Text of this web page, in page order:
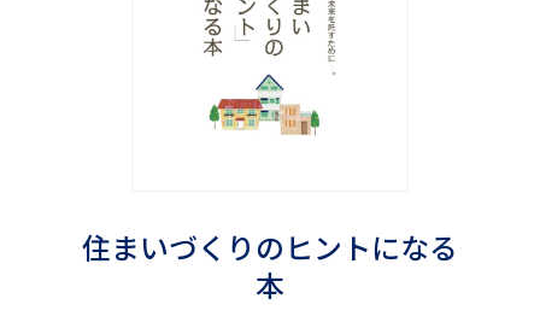
住まいづくりのヒントになる
本